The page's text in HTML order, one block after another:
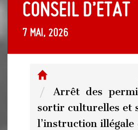
Conseil d’Etat
7 mai, 2026
Arrêt des
sortir culturelles et
l’instruction illégale